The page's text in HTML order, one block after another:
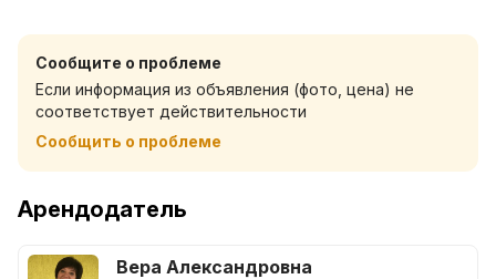
Наличный и безналичный расчет.
Проведение мероприятий и торжеств в квартире
запрещено.
*******
Курить в квартире запрещено!!!
Сообщите о проблеме
Если информация из объявления (фото, цена) не
соответствует действительности
Сообщить о проблеме
Арендодатель
Вера Александровна